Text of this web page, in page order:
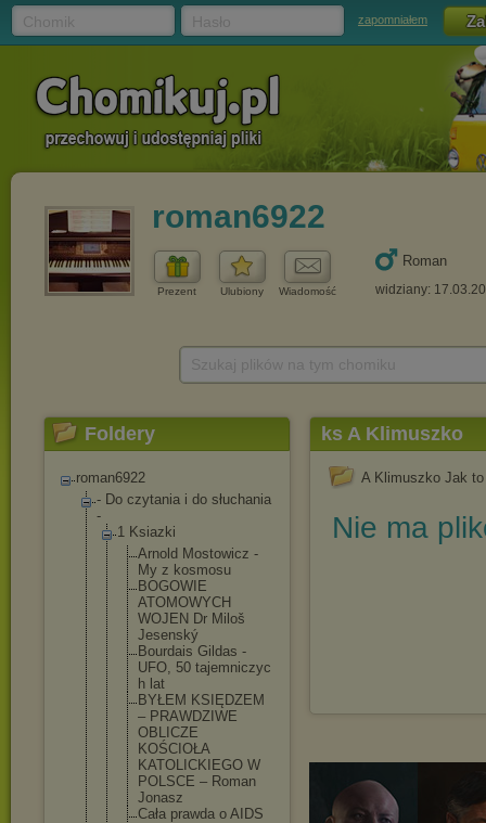
zapomniałem
roman6922
Prezent Ulubiony Wiadomość
Roman
widziany:
Foldery
roman6922
- Do czytania i do słuchania
-
1 Ksiazki
Arnold Mostowicz -
My z kosmosu
BOGOWIE
ATOMOWYCH
WOJEN Dr Miloš
Jesenský
Bourdais Gildas -
UFO, 50 tajemniczyc
h lat
BYŁEM KSIĘDZEM
– PRAWDZIWE
OBLICZE
KOŚCIOŁA
KATOLICKIEGO W
POLSCE – Roman
Jonasz
Cała prawda o AIDS
ks A Klimuszko
A Klimuszko Jak to
Nie ma